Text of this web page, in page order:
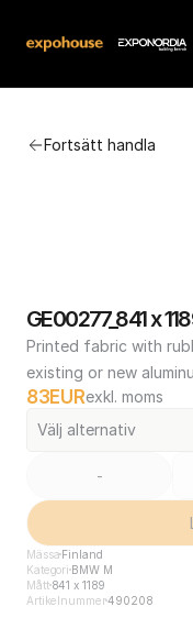
Fortsätt handla
GE00277_841 x
Printed fabric with
existing or new
83EURexkl. moms
Välj alternativ
-
Mässa Finland
Kategori BMW M
Mått841 x 1189
Artikelnummer490208